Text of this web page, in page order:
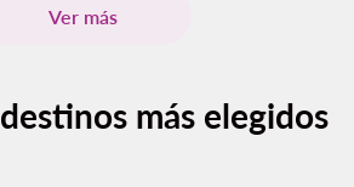
Ver más
más elegidos